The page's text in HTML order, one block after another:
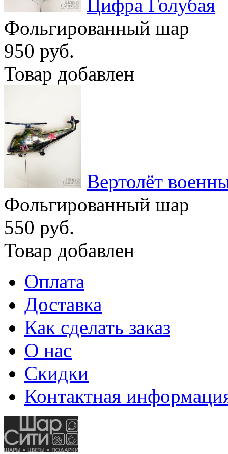
Цифра Голубая
Фольгированный шар
950 руб.
Товар добавлен
Вертолёт
Фольгированный шар
550 руб.
Товар добавлен
Оплата
Доставка
Как сделать заказ
О нас
Скидки
Контактная